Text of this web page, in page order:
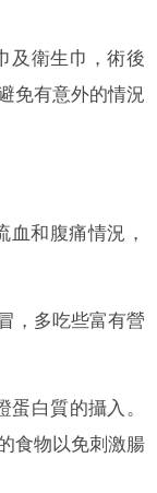
及衛生巾，術後
免有意外的情況
血和腹痛情況，
，多吃些富有營
白質的攝入。
食物以免刺激腸